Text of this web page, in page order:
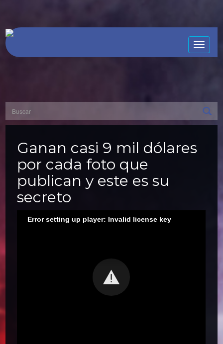
Toggle
Ganan casi 9 mil dólares
por cada foto que
publican y este es su
secreto
Error setting up player: Invalid license key